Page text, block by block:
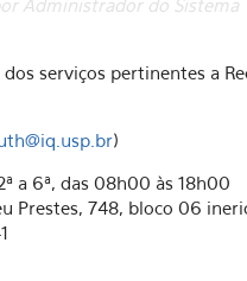
Administrador do Sistema
dos serviços pertinentes a
)
a 6ª, das 08h00 às 18h00
Prestes, 748, bloco 06